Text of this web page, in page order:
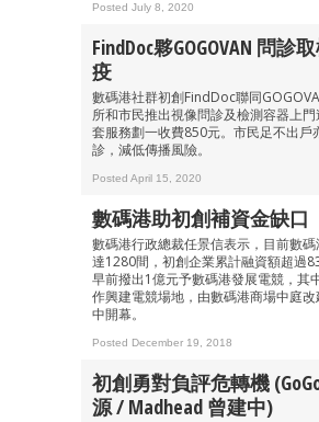
Posted July 8, 2020
FindDoc夥GOGOVAN 問診
疫
數碼港社群初創FindDoc聯同
所和市民推出視像問診及檢測容器上
套服務劃一收費850元。市民足不出戶
診，減低傳播風險。
Posted April 15, 2020
數碼港助初創補資金缺口
數碼港行政總裁任景信表示，目前數碼
達1280間，初創企業累計融資額超過
早前撥出1億元予數碼港發展電競，其
作興建電競場地，由數碼港商場中庭
中開幕。
Posted December 19, 2018
初創勇對負評危轉機
源 / Madhead 曾建中)